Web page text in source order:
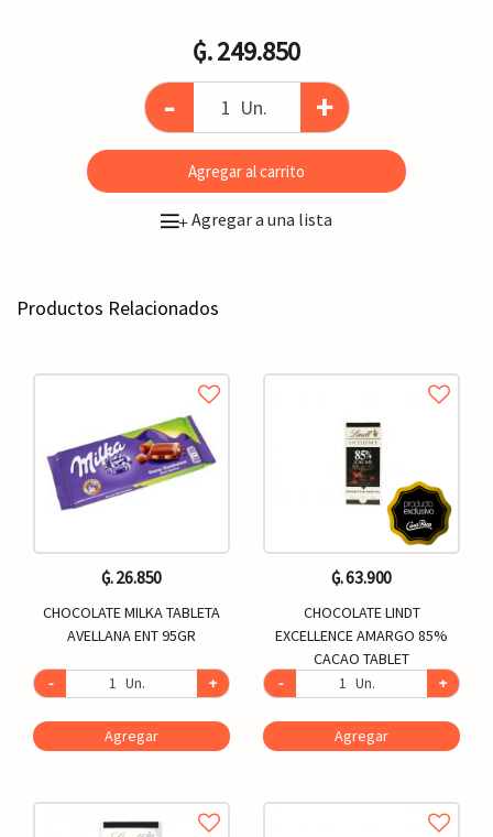
₲. 249.850
- Un. +
Agregar al carrito
+Agregar a una lista
Productos Relacionados
₲. 26.850
CHOCOLATE MILKA TABLETA
AVELLANA ENT 95GR
- Un. +
Agregar
₲. 63.900
CHOCOLATE LINDT
EXCELLENCE AMARGO 85%
CACAO TABLET
-
Un. +
Agregar